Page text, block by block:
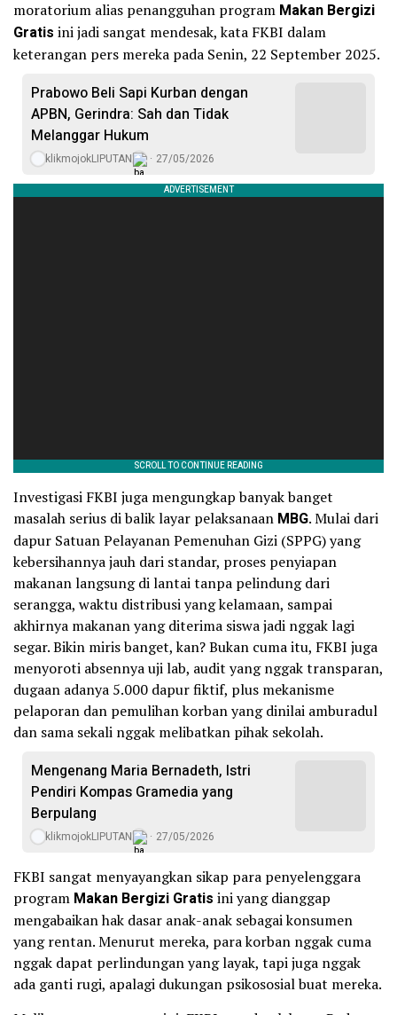
moratorium alias penangguhan program Makan Bergizi
Gratis ini jadi sangat mendesak, kata FKBI dalam
keterangan pers mereka pada Senin, 22 September 2025.
Prabowo Beli Sapi Kurban dengan
APBN, Gerindra: Sah dan Tidak
Melanggar Hukum
klikmojokLIPUTAN 27/05/2026
Investigasi FKBI juga mengungkap banyak banget
masalah serius di balik layar pelaksanaan MBG. Mulai dari
dapur Satuan Pelayanan Pemenuhan Gizi (SPPG) yang
kebersihannya jauh dari standar, proses penyiapan
makanan langsung di lantai tanpa pelindung dari
serangga, waktu distribusi yang kelamaan, sampai
akhirnya makanan yang diterima siswa jadi nggak lagi
segar. Bikin miris banget, kan? Bukan cuma itu, FKBI juga
menyoroti absennya uji lab, audit yang nggak transparan,
dugaan adanya 5.000 dapur fiktif, plus mekanisme
pelaporan dan pemulihan korban yang dinilai amburadul
dan sama sekali nggak melibatkan pihak sekolah.
Mengenang Maria Bernadeth, Istri
Pendiri Kompas Gramedia yang
Berpulang
klikmojokLIPUTAN 27/05/2026
FKBI sangat menyayangkan sikap para penyelenggara
program Makan Bergizi Gratis ini yang dianggap
mengabaikan hak dasar anak-anak sebagai konsumen
yang rentan. Menurut mereka, para korban nggak cuma
nggak dapat perlindungan yang layak, tapi juga nggak
ada ganti rugi, apalagi dukungan psikososial buat mereka.